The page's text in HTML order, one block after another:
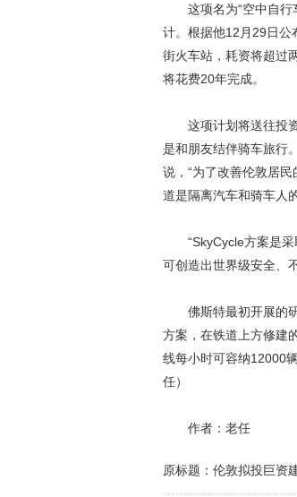
这项名为“空中自行车
计。根据他12月29日公
街火车站，耗资将超过
将花费20年完成。
这项计划将送往投资
是和朋友结伴骑车旅行
说，“为了改善伦敦居
道是隔离汽车和骑车人
“SkyCycle方案是采
可创造出世界级安全、
佛斯特最初开展的研
方案，在铁道上方修建
线每小时可容纳12000
任）
作者：老任
原标题：伦敦拟投巨资